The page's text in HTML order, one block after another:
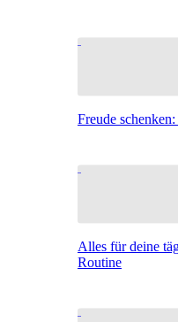
Freude
Alles für deine
Routine